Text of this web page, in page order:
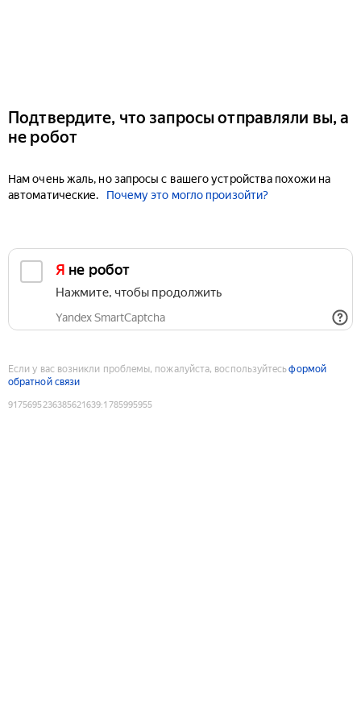
Подтвердите, что запросы отправляли вы, а
не робот
Нам очень жаль, но запросы с вашего устройства похожи на
автоматические.
Почему это могло произойти?
Я не робот
Нажмите, чтобы продолжить
Yandex SmartCaptcha
Если у вас возникли проблемы, пожалуйста, воспользуйтесьформой
обратной связи
9175695236385621639:1785995955